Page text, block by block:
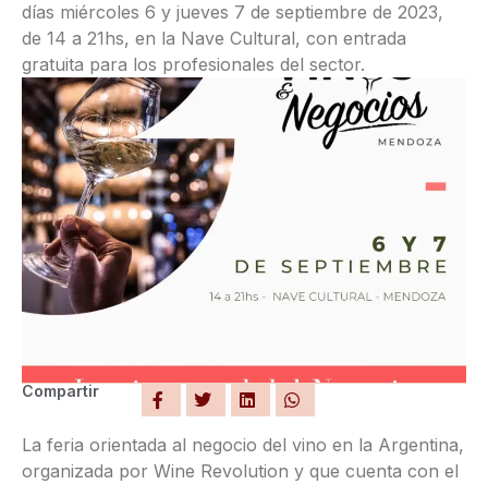
días miércoles 6 y jueves 7 de septiembre de 2023,
de 14 a 21hs, en la Nave Cultural, con entrada
gratuita para los profesionales del sector.
Compartir
La feria orientada al negocio del vino en la Argentina,
organizada por Wine Revolution y que cuenta con el